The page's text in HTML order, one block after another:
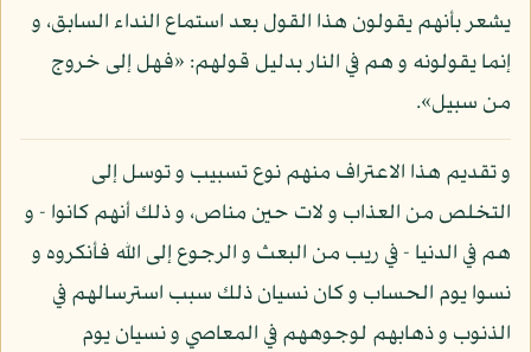
يشعر بأنهم يقولون هذا القول بعد استماع النداء السابق، و
إنما يقولونه و هم في النار بدليل قولهم: «فهل إلى خروج
من سبيل».
و تقديم هذا الاعتراف منهم نوع تسبيب و توسل إلى
التخلص من العذاب و لات حين مناص، و ذلك أنهم كانوا - و
هم في الدنيا - في ريب من البعث و الرجوع إلى الله فأنكروه و
نسوا يوم الحساب و كان نسيان ذلك سبب استرسالهم في
الذنوب و ذهابهم لوجوههم في المعاصي و نسيان يوم